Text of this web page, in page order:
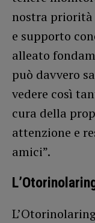
nostra
e supporto
alleato
può davvero
vedere così
cura della
attenzione e
amici”.